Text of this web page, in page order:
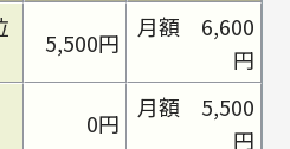
5,500円
月額 6,600
円
0円
月額 5,500
円